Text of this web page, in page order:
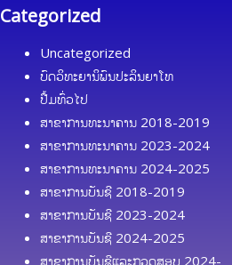
Categorized
Uncategorized
ບົດວິທະຍານິພົນປະລິນຍາໂທ
ປື້ມທົ່ວໄປ
ສາຂາການທະນາຄານ 2018-2019
ສາຂາການທະນາຄານ 2023-2024
ສາຂາການທະນາຄານ 2024-2025
ສາຂາການບັນຊີ 2018-2019
ສາຂາການບັນຊີ 2023-2024
ສາຂາການບັນຊີ 2024-2025
ສາຂາການບັນຊີແລະກວດສອບ 2024-